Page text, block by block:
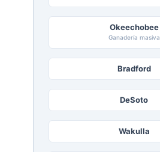
Okeechobee
Ganadería masiva
Bradford
DeSoto
Wakulla